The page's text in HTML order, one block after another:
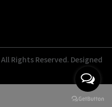
All Rights Reserved. Designed